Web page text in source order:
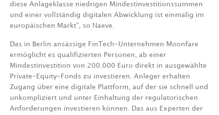
diese Anlageklasse niedrigen Mindestinvestitionssummen
und einer vollständig digitalen Abwicklung ist einmalig im
europäischen Markt“, so Naeve.
Das in Berlin ansässige FinTech-Unternehmen Moonfare
ermöglicht es qualifizierten Personen, ab einer
Mindestinvestition von 200.000 Euro direkt in ausgewählte
Private-Equity-Fonds zu investieren. Anleger erhalten
Zugang über eine digitale Plattform, auf der sie schnell und
unkompliziert und unter Einhaltung der regulatorischen
Anforderungen investieren können. Das aus Experten der